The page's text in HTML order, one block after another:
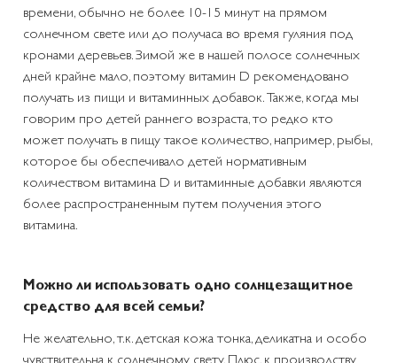
времени, обычно не более 10-15 минут на прямом
солнечном свете или до получаса во время гуляния под
кронами деревьев. Зимой же в нашей полосе солнечных
дней крайне мало, поэтому витамин D рекомендовано
получать из пищи и витаминных добавок. Также, когда мы
говорим про детей раннего возраста, то редко кто
может получать в пищу такое количество, например, рыбы,
которое бы обеспечивало детей нормативным
количеством витамина D и витаминные добавки являются
более распространенным путем получения этого
витамина.
Можно ли использовать одно солнцезащитное
средство для всей семьи?
Не желательно, т.к. детская кожа тонка, деликатна и особо
чувствительна к солнечному свету. Плюс, к производству